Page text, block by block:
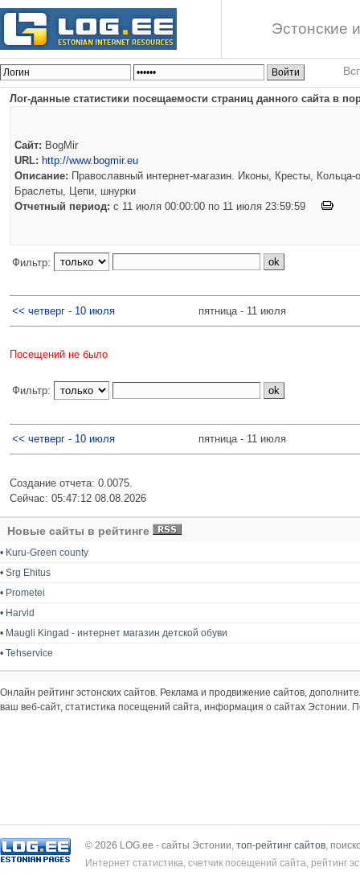
Эстонские
Лог-данные статистики посещаемости страниц данного сайта в
Сайт: BogMir
URL: http://www.bogmir.eu
Описание: Православный интернет-магазин. Иконы, Кресты, Кольца-
Браслеты, Цепи, шнурки
Отчетный период: c 11 июля 00:00:00 по 11 июля 23:59:59
Фильтр:
<< четверг - 10 июля пятница - 11 июля
Посещений не было
Фильтр:
<< четверг - 10 июля пятница - 11 июля
Создание отчета: 0.0075.
Сейчас: 05:47:12 08.08.2026
Новые сайты в рейтинге
• Kuru-Green county
• Srg Ehitus
• Prometei
• Harvid
• Maugli Kingad - интернет магазин детской обуви
• Tehservice
Онлайн рейтинг эстонских сайтов. Реклама и продвижение сайтов,
ваш веб-сайт, статистика посещений сайта, информация о сайтах Эстонии.
© 2026 LOG.ee - сайты Эстонии, топ-рейтинг сайтов ,
Интернет статистика, счетчик посещений сайта, рейтинг